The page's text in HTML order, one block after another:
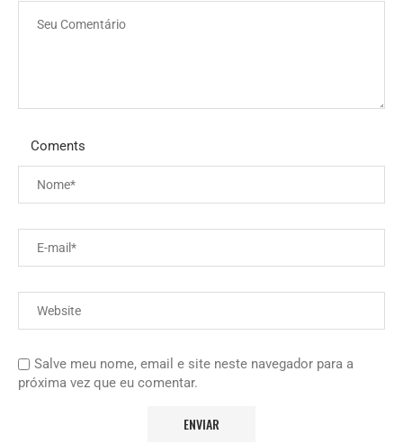
Coments
Salve meu nome, email e site neste navegador para a
próxima vez que eu comentar.